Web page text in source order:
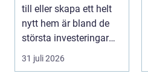
till eller skapa ett helt
nytt hem är bland de
största investeringar
m...
31 juli 2026